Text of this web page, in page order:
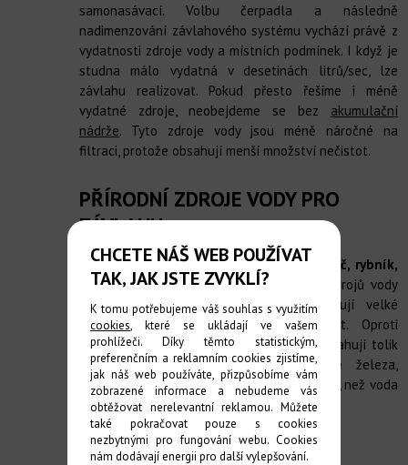
samonasávací. Volbu čerpadla a následně
nadimenzování závlahového systému vychází právě z
vydatnosti zdroje vody a místních podmínek. I když je
studna málo vydatná v desetinách litrů/sec, lze
závlahu realizovat. Pokud přesto řešíme i méně
vydatné zdroje, neobejdeme se bez akumulační
nádrže. Tyto zdroje vody jsou méně náročné na
filtraci, protože obsahují menší množství nečistot.
PŘÍRODNÍ ZDROJE VODY PRO
ZÁVLAHU
Zdroj vody nám může posloužit i vodoteč, rybník,
nádrž s otevřenou hladinou. U těchto zdrojů vody
bývá náročnější filtrace, protože obsahují velké
množství převážně biologických nečistot. Oproti
studniční vodě mají zase výhodu, že neobsahují tolik
rozpuštěných látek (měkčí voda, méně železa,
manganu a dalších) a voda má vyšší teplotu, než voda
studniční.
VODOVODNÍ ŘAD
CHCETE NÁŠ WEB POUŽÍVAT
TAK, JAK JSTE ZVYKLÍ?
K tomu potřebujeme váš souhlas s využitím
cookies, které se ukládají ve vašem
prohlížeči. Díky těmto statistickým,
preferenčním a reklamním cookies zjistíme,
jak náš web používáte, přizpůsobíme vám
zobrazené informace a nebudeme vás
obtěžovat nerelevantní reklamou. Můžete
také pokračovat pouze s cookies
nezbytnými pro fungování webu. Cookies
nám dodávají energii pro další vylepšování.